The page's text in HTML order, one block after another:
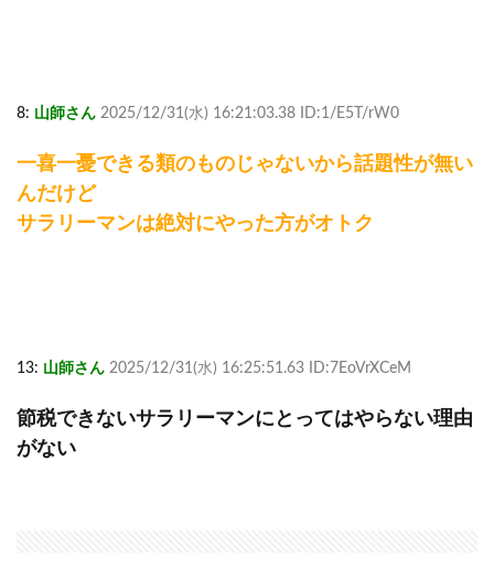
8: 山師さん 2025/12/31(水) 16:21:03.38 ID:1/E5T/rW0
一喜一憂できる類のものじゃないから話題性が無い
んだけど
サラリーマンは絶対にやった方がオトク
13: 山師さん 2025/12/31(水) 16:25:51.63 ID:7EoVrXCeM
節税できないサラリーマンにとってはやらない理由
がない